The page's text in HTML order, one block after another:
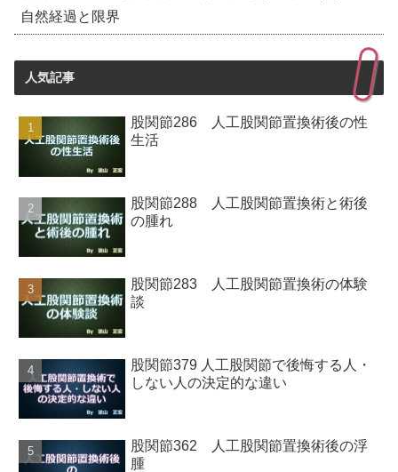
自然経過と限界
人気記事
股関節286 人工股関節置換術後の性
生活
股関節288 人工股関節置換術と術後
の腫れ
股関節283 人工股関節置換術の体験
談
股関節379 人工股関節で後悔する人・
しない人の決定的な違い
股関節362 人工股関節置換術後の浮
腫